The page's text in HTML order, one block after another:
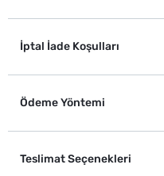
İptal İade Koşulları
Ödeme Yöntemi
Teslimat Seçenekleri